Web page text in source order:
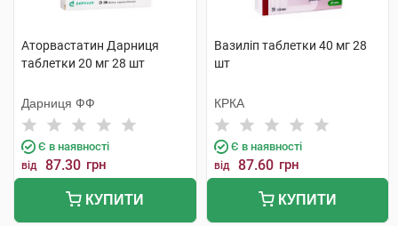
Аторвастатин Дарниця
таблетки 20 мг 28 шт
Дарниця ФФ
Є в наявності
від 87.30 грн
КУПИТИ
Вазиліп таблетки 40 мг 28
шт
КРКА
Є в наявності
від 87.60 грн
КУПИТИ